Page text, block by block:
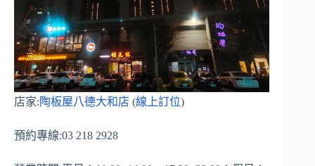
店家:陶板屋八德大和店 (線上訂位)
預約專線:03 218 2928